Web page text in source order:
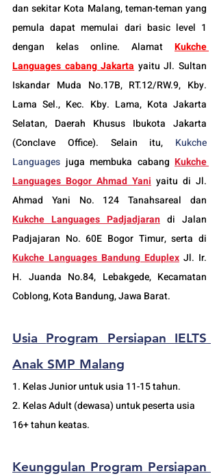
dan sekitar Kota Malang, teman-teman yang
pemula dapat memulai dari basic level 1
dengan kelas online. Alamat Kukche
Languages cabang Jakarta yaitu Jl. Sultan
Iskandar Muda No.17B, RT.12/RW.9, Kby.
Lama Sel., Kec. Kby. Lama, Kota Jakarta
Selatan, Daerah Khusus Ibukota Jakarta
(Conclave Office). Selain itu, Kukche
Languages juga membuka cabang Kukche
Languages Bogor Ahmad Yani yaitu di Jl.
Ahmad Yani No. 124 Tanahsareal dan
Kukche Languages Padjadjaran di Jalan
Kukche Languages Bandung Eduplex Jl. Ir.
H. Juanda No.84, Lebakgede, Kecamatan
Coblong, Kota Bandung, Jawa Barat.
Usia Program Persiapan IELTS
Anak SMP Malang
1. Kelas Junior untuk usia 11-15 tahun.
2. Kelas Adult (dewasa) untuk peserta usia
16+ tahun keatas.
Keunggulan Program Persiapan